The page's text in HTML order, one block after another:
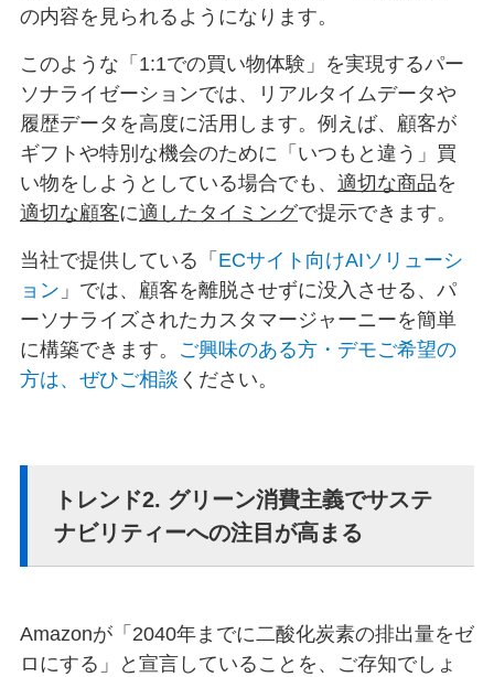
の内容を見られるようになります。
このような「1:1での買い物体験」を実現するパー
ソナライゼーションでは、リアルタイムデータや
履歴データを高度に活用します。例えば、顧客が
ギフトや特別な機会のために「いつもと違う」買
い物をしようとしている場合でも、 適切な商品を
適切な顧客に適したタイミングで提示できます。
当社で提供している「 ECサイト向けAIソリューシ
ョン 」では、顧客を離脱させずに没入させる、パ
ーソナライズされたカスタマージャーニーを簡単
に構築できます。 ご興味のある方・デモご希望の
方は、ぜひご相談 ください。
トレンド2. グリーン消費主義でサステ
ナビリティーへの注目が高まる
Amazonが「2040年までに二酸化炭素の排出量をゼ
ロにする」と宣言していることを、ご存知でしょ